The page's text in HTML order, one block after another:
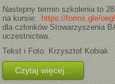
Nastepny termin szkolenia to
na kursie: https://forms.gle/
dla członków Stowarzyszenia
uczestnictwa.
Tekst i Foto: Krzysztof Kobiak
Czytaj więcej...